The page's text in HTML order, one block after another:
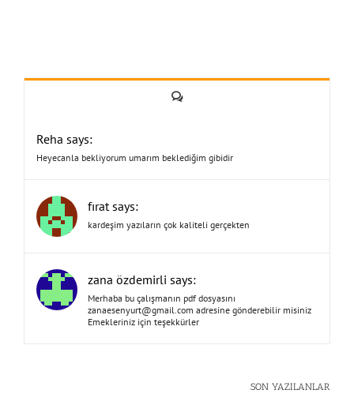
Yorum
Reha says:
Heyecanla bekliyorum umarım beklediğim gibidir
fırat says:
kardeşim yazıların çok kaliteli gerçekten
zana özdemirli says:
Merhaba bu çalışmanın pdf dosyasını
zanaesenyurt@gmail.com adresine gönderebilir misiniz
Emekleriniz için teşekkürler
SON YAZILANLAR